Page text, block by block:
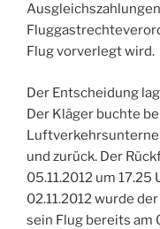
Flug vorverlegt wird.
Der Entscheidung
Der Kläger buchte
und zurück. Der
05.11.2012 um
02.11.2012 wurde
sein Flug bereits am